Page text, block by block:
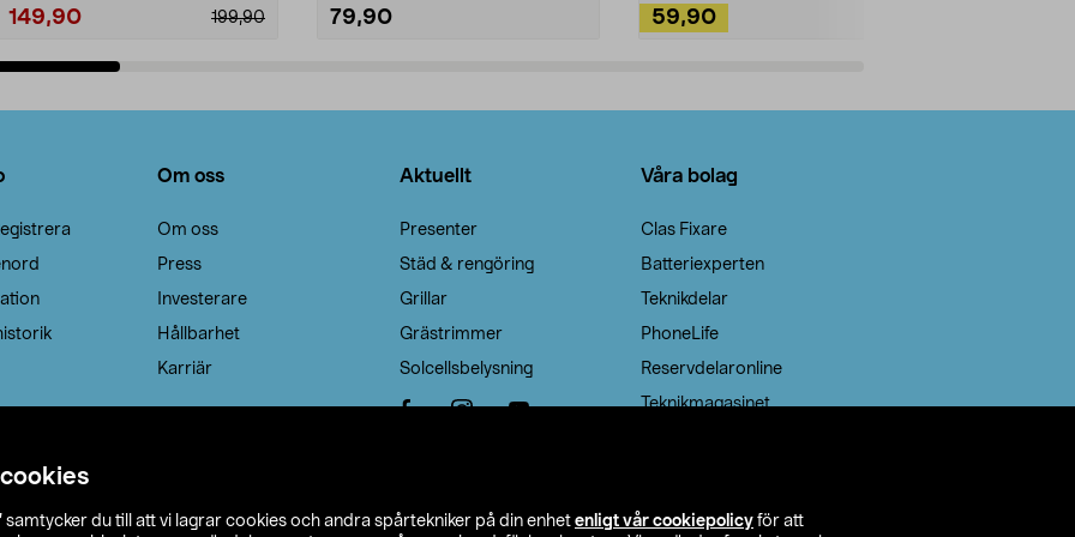
samtycker du till att vi lagrar cookies och andra spårtekniker på din enhet enligt vår cookiepolicy för att
199,90
149,90 79,90 59,90
Om oss
Om oss
Press
Investerare
Hållbarhet
Karriär
Aktuellt
Presenter
Städ & rengöring
Grillar
Grästrimmer
Solcellsbelysning
Våra bolag
Clas Fixare
Batteriexperten
Teknikdelar
PhoneLife
Reservdelaronline
Teknikmagasinet